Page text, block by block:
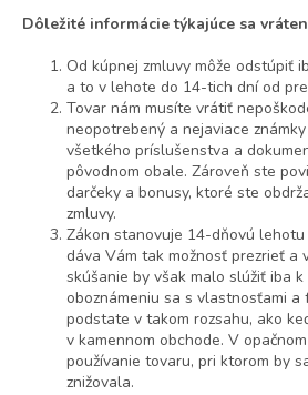
Dôležité informácie týkajúce sa
Od kúpnej zmluvy môže odstúpiť
a to v lehote do 14-tich dní od
Tovar nám musíte vrátiť
neopotrebený a nejaviace
všetkého príslušenstva a
pôvodnom obale. Zároveň ste
darčeky a bonusy, ktoré ste
zmluvy.
Zákon stanovuje 14-dňovú lehotu
dáva Vám tak možnosť prezrieť a
skúšanie by však malo slúžiť iba
oboznámeniu sa s vlastnosťami
podstate v takom rozsahu, ako
v kamennom obchode. V
používanie tovaru, pri ktorom by
znižovala.